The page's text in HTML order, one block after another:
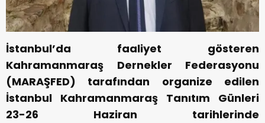
İstanbul’da faaliyet gösteren
Kahramanmaraş Dernekler Federasyonu
(MARAŞFED) tarafından organize edilen
İstanbul Kahramanmaraş Tanıtım Günleri
23-26 Haziran tarihlerinde